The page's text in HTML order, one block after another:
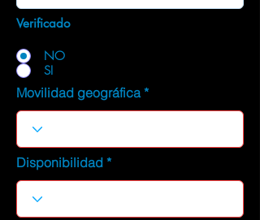
Verificado
NO
SI
Movilidad geográfica
Disponibilidad